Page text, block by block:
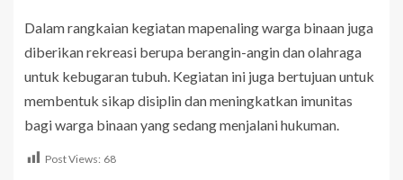
Dalam rangkaian kegiatan mapenaling warga binaan juga
diberikan rekreasi berupa berangin-angin dan olahraga
untuk kebugaran tubuh. Kegiatan ini juga bertujuan untuk
membentuk sikap disiplin dan meningkatkan imunitas
bagi warga binaan yang sedang menjalani hukuman.
Post Views: 68